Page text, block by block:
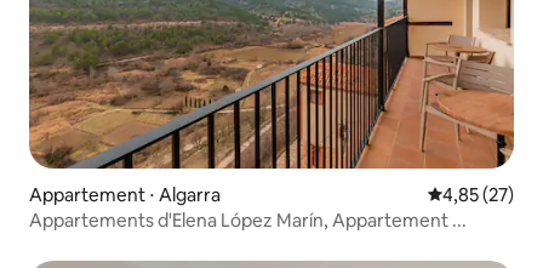
Appartement ⋅ Algarra Évaluation
4,85 (27)
Appartements d'Elena López Marín, Appartement ...